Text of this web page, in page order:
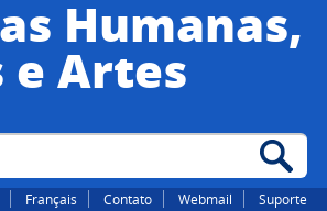
Legislação
Canais
Humanas,
e Artes
Français Contato Webmail
Suporte